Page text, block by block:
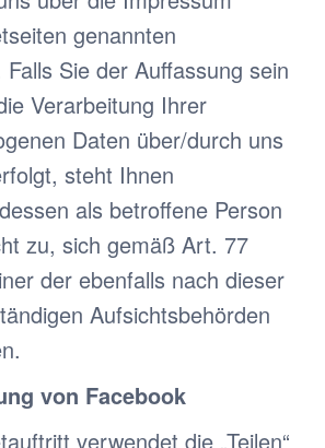
genannten
Sie der Auffassung sein
Verarbeitung Ihrer
Daten über/durch uns
steht Ihnen
als betroffene Person
zu, sich gemäß Art. 77
der ebenfalls nach dieser
Aufsichtsbehörden
von Facebook
verwendet die „Teilen“